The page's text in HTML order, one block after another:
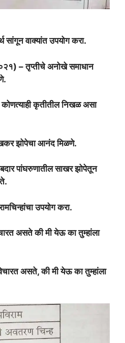
सांगून वाक्यांत उपयोग करा.
– तृप्तीचे अनोखे समाधान
कृतीतील निखळ असा
झोपेचा आनंद मिळणे.
पांघरुणातील साखर झोपेतून
उपयोग करा.
असते की मी येऊ का तुम्हांला
असते, की मी येऊ का तुम्हांला